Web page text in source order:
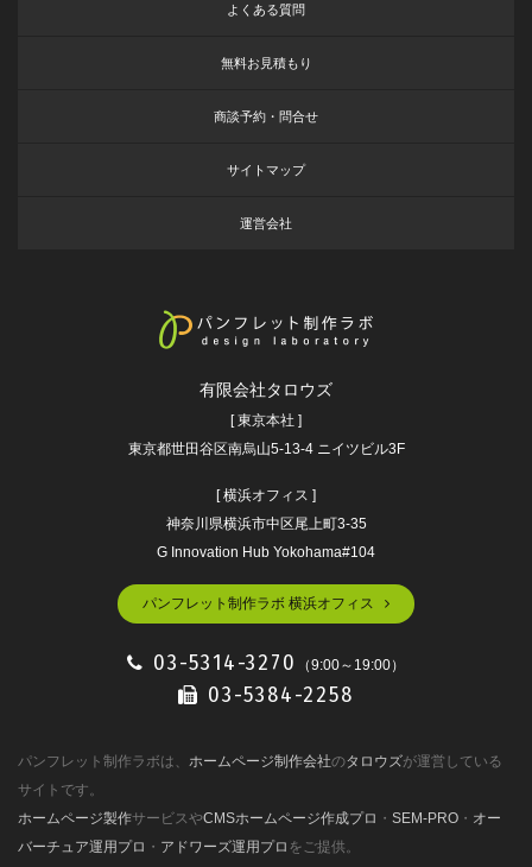
よくある質問
無料お見積もり
商談予約・問合せ
サイトマップ
運営会社
有限会社タロウズ
[ 東京本社 ]
東京都世田谷区南烏山5-13-4 ニイツビル3F
[ 横浜オフィス ]
神奈川県横浜市中区尾上町3-35
G Innovation Hub Yokohama#104
パンフレット制作ラボ 横浜オフィス
03-5314-3270 （9:00～19:00）
03-5384-2258
パンフレット制作ラボは、 ホームページ制作会社のタロウズが運営している
サイトです。
ホームページ製作サービスやCMSホームページ作成プロ ・ SEM-PRO ・ オー
バーチュア運用プロ ・ アドワーズ運用プロ をご提供。